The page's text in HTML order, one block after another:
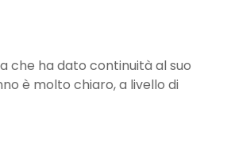
che ha dato continuità al suo
è molto chiaro, a livello di